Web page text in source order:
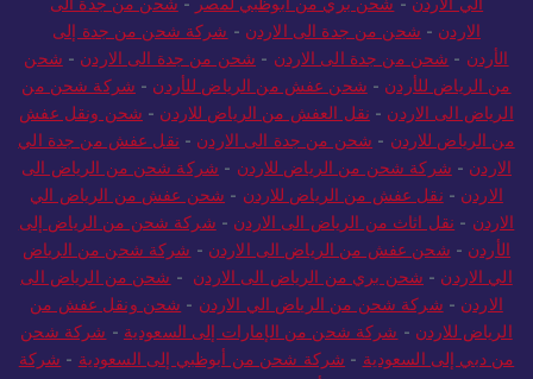
الي الاردن - شحن بري من ابوظبي لمصر - شحن من جدة الى
الاردن - شحن من جدة الى الاردن - شركة شحن من جدة إلى
الأردن - شحن من جدة الى الاردن - شحن من جدة الى الاردن - شحن
من الرياض للأردن - شحن عفش من الرياض للأردن - شركة شحن من
الرياض الى الاردن - نقل العفش من الرياض للاردن - شحن ونقل عفش
من الرياض للاردن - شحن من جدة الى الاردن - نقل عفش من جدة الي
الاردن - شركة شحن من الرياض للاردن - شركة شحن من الرياض الى
الاردن - نقل عفش من الرياض للاردن - شحن عفش من الرياض الي
الاردن - نقل اثاث من الرياض الى الاردن - شركة شحن من الرياض إلى
الأردن - شحن عفش من الرياض الى الاردن - شركة شحن من الرياض
الي الاردن - شحن بري من الرياض الى الاردن - شحن من الرياض الى
الاردن - شركة شحن من الرياض الي الاردن - شحن ونقل عفش من
الرياض للاردن - شركة شحن من الإمارات إلى السعودية - شركة شحن
من دبي إلى السعودية - شركة شحن من أبوظبي إلى السعودية - شركة